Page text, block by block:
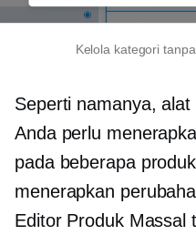
Kelola kategori
Seperti namanya,
Anda perlu
pada beberapa
menerapkan
Editor Produk Massal